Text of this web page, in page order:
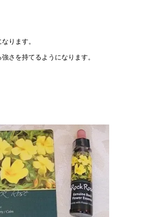
ります。
さを持てるようになります。